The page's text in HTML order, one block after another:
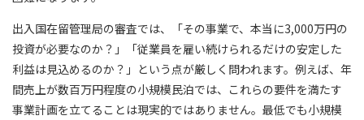
出入国在留管理局の審査では、「その事業で、本当に3,000万円の
投資が必要なのか？」「従業員を雇い続けられるだけの安定した
利益は見込めるのか？」という点が厳しく問われます。例えば、年
間売上が数百万円程度の小規模民泊では、これらの要件を満たす
事業計画を立てることは現実的ではありません。最低でも小規模